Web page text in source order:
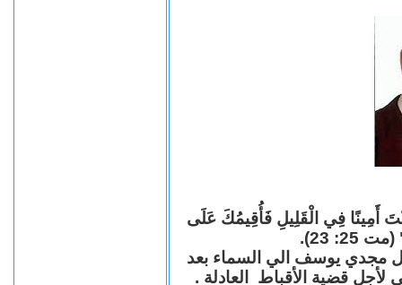
أَمِينًا فِي الْقَلِيلِ فَأُقِيمُكَ عَلَى
23).
مجدي يوسف الي السماء بعد
قضية الأقباط العادلة .